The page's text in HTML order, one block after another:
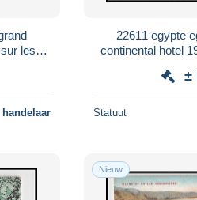
les
22611 egypte
continental hotel
±
Statuut
Nieuw